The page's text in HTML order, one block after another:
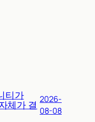
티가
체가 결 2026-
08-08